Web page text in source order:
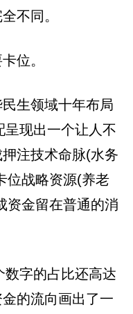
不同。
位。
生领域十年布局
呈现出一个让人不
注技术命脉(水务
位战略资源(养老
资金留在普通的消
数字的占比还高达
的流向画出了一